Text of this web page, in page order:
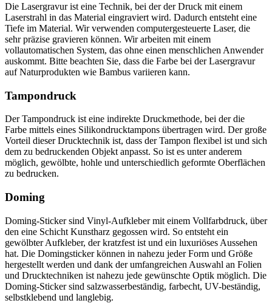
Die Lasergravur ist eine Technik, bei der der Druck mit einem
Laserstrahl in das Material eingraviert wird. Dadurch entsteht eine
Tiefe im Material. Wir verwenden computergesteuerte Laser, die
sehr präzise gravieren können. Wir arbeiten mit einem
vollautomatischen System, das ohne einen menschlichen Anwender
auskommt. Bitte beachten Sie, dass die Farbe bei der Lasergravur
auf Naturprodukten wie Bambus variieren kann.
Tampondruck
Der Tampondruck ist eine indirekte Druckmethode, bei der die
Farbe mittels eines Silikondrucktampons übertragen wird. Der große
Vorteil dieser Drucktechnik ist, dass der Tampon flexibel ist und sich
dem zu bedruckenden Objekt anpasst. So ist es unter anderem
möglich, gewölbte, hohle und unterschiedlich geformte Oberflächen
zu bedrucken.
Doming
Doming-Sticker sind Vinyl-Aufkleber mit einem Vollfarbdruck, über
den eine Schicht Kunstharz gegossen wird. So entsteht ein
gewölbter Aufkleber, der kratzfest ist und ein luxuriöses Aussehen
hat. Die Domingsticker können in nahezu jeder Form und Größe
hergestellt werden und dank der umfangreichen Auswahl an Folien
und Drucktechniken ist nahezu jede gewünschte Optik möglich. Die
Doming-Sticker sind salzwasserbeständig, farbecht, UV-beständig,
selbstklebend und langlebig.